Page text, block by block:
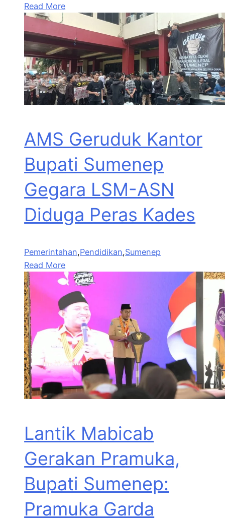
Read More
AMS Geruduk Kantor
Bupati Sumenep
Gegara LSM-ASN
Diduga Peras Kades
Pemerintahan,Pendidikan,Sumenep
Read More
Lantik Mabicab
Gerakan Pramuka,
Bupati Sumenep:
Pramuka Garda